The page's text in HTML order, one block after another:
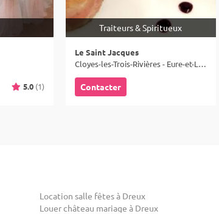
5.0 (1)
Traiteurs & Spiritueux
Le Saint Jacques
Cloyes-les-Trois-Rivières - Eure-et-Loir (28)
Contacter
Location salle fêtes à Dreux
Louer château mariage à Dreux